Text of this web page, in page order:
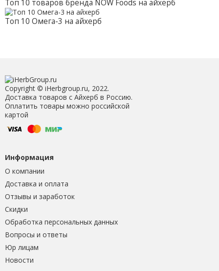
Топ 10 товаров бренда NOW Foods на айхерб
Топ 10 Омега-3 на айхерб
Copyright © iHerbgroup.ru, 2022.
Доставка товаров с Айхерб в Россию.
Оплатить товары можно российской
картой
Информация
О компании
Доставка и оплата
Отзывы и заработок
Скидки
Обработка персональных данных
Вопросы и ответы
Юр лицам
Новости